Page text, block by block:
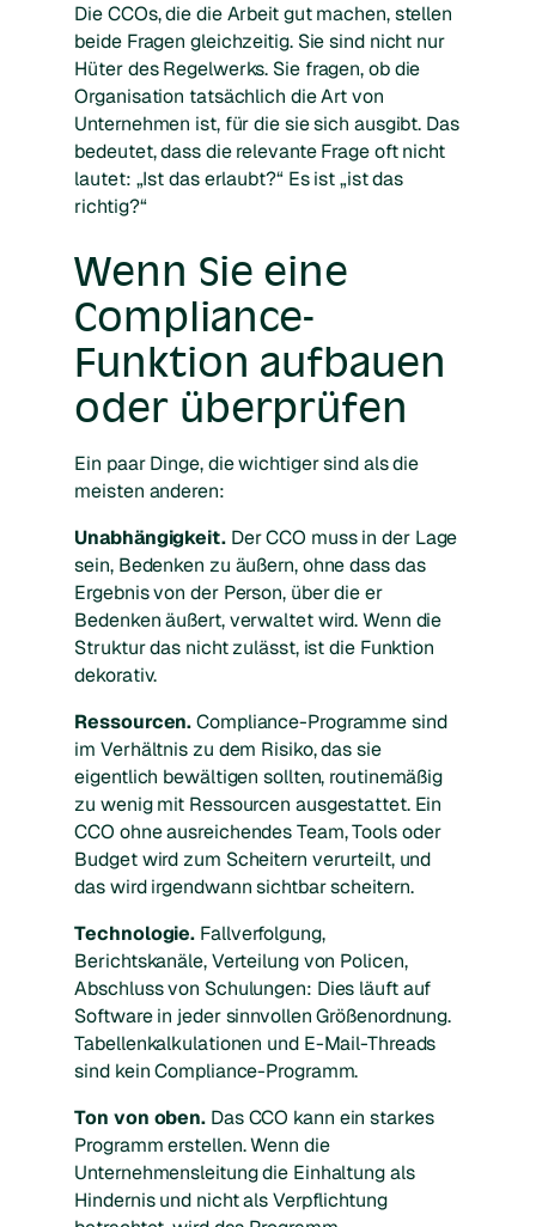
Die CCOs, die die Arbeit gut machen, stellen
beide Fragen gleichzeitig. Sie sind nicht nur
Hüter des Regelwerks. Sie fragen, ob die
Organisation tatsächlich die Art von
Unternehmen ist, für die sie sich ausgibt. Das
bedeutet, dass die relevante Frage oft nicht
lautet: „Ist das erlaubt?“ Es ist „ist das
richtig?“
Wenn Sie eine
Compliance-
Funktion aufbauen
oder überprüfen
Ein paar Dinge, die wichtiger sind als die
meisten anderen:
Unabhängigkeit.Der CCO muss in der Lage
sein, Bedenken zu äußern, ohne dass das
Ergebnis von der Person, über die er
Bedenken äußert, verwaltet wird. Wenn die
Struktur das nicht zulässt, ist die Funktion
dekorativ.
Ressourcen.Compliance-Programme sind
im Verhältnis zu dem Risiko, das sie
eigentlich bewältigen sollten, routinemäßig
zu wenig mit Ressourcen ausgestattet. Ein
CCO ohne ausreichendes Team, Tools oder
Budget wird zum Scheitern verurteilt, und
das wird irgendwann sichtbar scheitern.
Technologie. Fallverfolgung,
Berichtskanäle, Verteilung von Policen,
Abschluss von Schulungen: Dies läuft auf
Software in jeder sinnvollen Größenordnung.
Tabellenkalkulationen und E-Mail-Threads
sind kein Compliance-Programm.
Ton von oben. Das CCO kann ein starkes
Programm erstellen. Wenn die
Unternehmensleitung die Einhaltung als
Hindernis und nicht als Verpflichtung